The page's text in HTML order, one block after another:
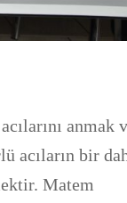
anmak
acıların bir
Matem